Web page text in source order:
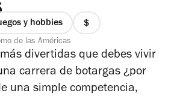
y hobbies
precio
de
4
de las Américas
divertidas que debes vivir
carrera de botargas ¿por
una simple competencia,